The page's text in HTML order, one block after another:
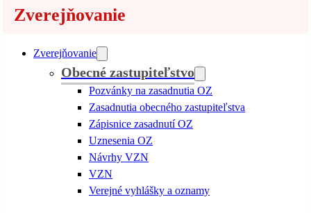
Zverejňovanie
Zverejňovanie
Obecné zastupiteľstvo
Pozvánky na zasadnutia OZ
Zasadnutia obecného zastupiteľstva
Zápisnice zasadnutí OZ
Uznesenia OZ
Návrhy VZN
VZN
Verejné vyhlášky a oznamy